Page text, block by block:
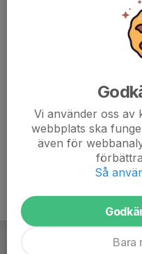
Vi använder oss
webbplats ska
även för
Så
Bara